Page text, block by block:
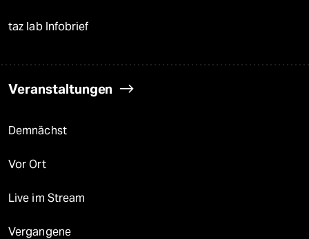
taz lab Infobrief
Veranstaltungen
Demnächst
Vor Ort
Live im Stream
Vergangene